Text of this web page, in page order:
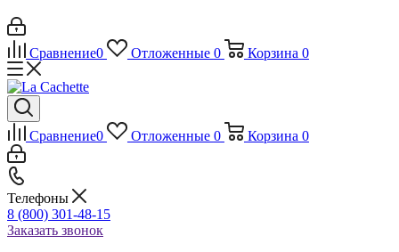
Сравнение0 Отложенные 0 Корзина 0
Сравнение0 Отложенные 0 Корзина 0
Телефоны
8 (800) 301-48-15
Заказать звонок